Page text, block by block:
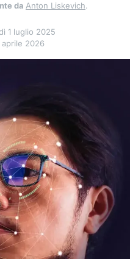
da Anton Liskevich.
1 luglio 2025
2026